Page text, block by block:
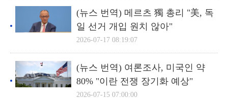
(뉴스 번역) 메르츠 獨 총리 "美, 독
일 선거 개입 원치 않아"
2026-07-17 08:19:07
(뉴스 번역) 여론조사, 미국인 약
80% "이란 전쟁 장기화 예상"
2026-07-15 07:00:00